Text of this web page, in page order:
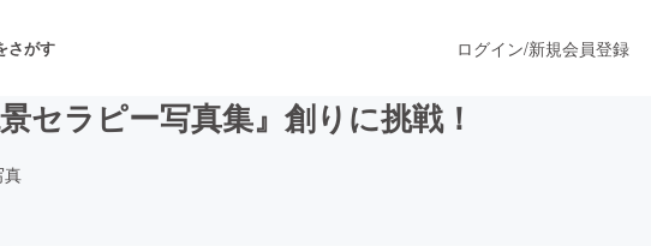
さがす ログイン/新規会員登録
セラピー写真集』創りに挑戦！
真